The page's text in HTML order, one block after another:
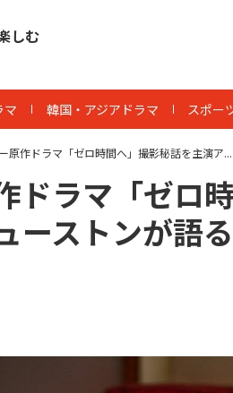
しむ
マ 韓国・アジアドラマ スポー
原作ドラマ「ゼロ時間へ」撮影秘話を主演ア...
ドラマ「ゼロ
ーストンが語